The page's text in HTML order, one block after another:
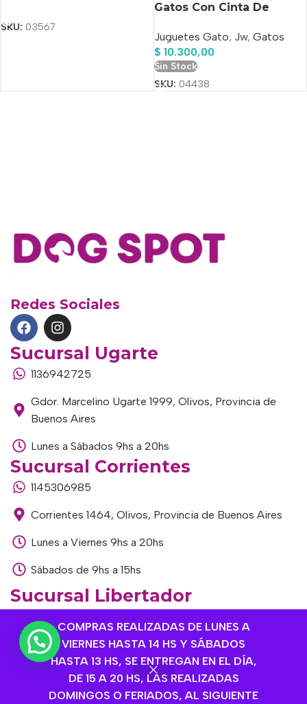
COMPRAS REALIZADAS DE LUNES A
VIERNES HASTA 14 HS Y SÁBADOS
HASTA 13 HS, SE ENTREGAN EN EL DÍA,
DE 15 A 20 HS, LAS REALIZADAS
DOMINGOS O FERIADOS, AL SIGUIENTE
SKU: 03567
Gatos Con Cinta De
Jw
Juguetes Gato, Jw, Gatos
$ 10.300,00
Sin Stock
SKU: 04438
Redes Sociales
Sucursal Ugarte
1136942725
Gdor. Marcelino Ugarte 1999, Olivos, Provincia de
Buenos Aires
Lunes a Sábados 9hs a 20hs
Sucursal Corrientes
1145306985
Corrientes 1464, Olivos, Provincia de Buenos Aires
Lunes a Viernes 9hs a 20hs
Sábados de 9hs a 15hs
Sucursal Libertador
Av. del Libertador 1915, Vte. López, Provincia de
Buenos Aires